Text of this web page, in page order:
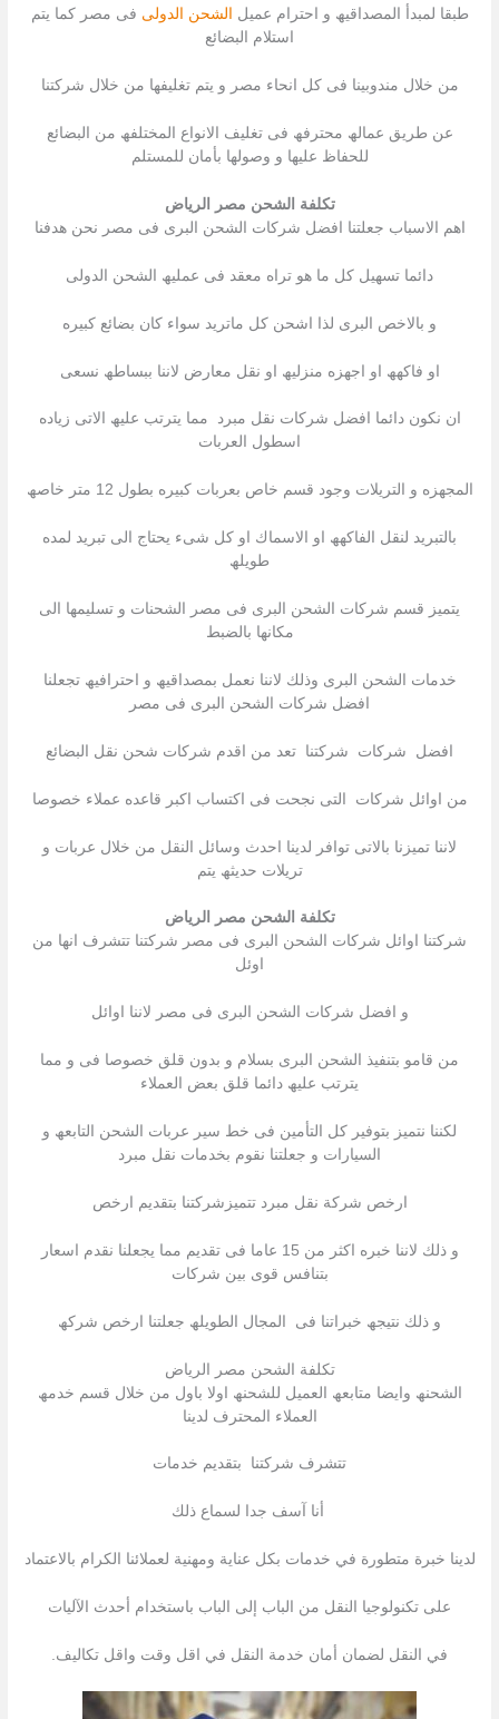
طبقا لمبدأ المصداقیھ و احترام عمیل الشحن الدولى فى مصر كما یتم
استلام البضائع
من خلال مندوبینا فى كل انحاء مصر و یتم تغلیفھا من خلال شركتنا
عن طریق عمالھ محترفھ فى تغلیف الانواع المختلفھ من البضائع
للحفاظ علیھا و وصولھا بأمان للمستلم
تكلفة الشحن مصر الرياض
اھم الاسباب جعلتنا افضل شركات الشحن البرى فى مصر نحن ھدفنا
دائما تسھیل كل ما ھو تراه معقد فى عملیھ الشحن الدولى
و بالاخص البرى لذا اشحن كل ماترید سواء كان بضائع كبیره
او فاكھھ او اجھزه منزلیھ او نقل معارض لاننا ببساطھ نسعى
ان نكون دائما افضل شركات نقل مبرد مما یترتب علیھ الاتى زیاده
اسطول العربات
المجھزه و التریلات وجود قسم خاص بعربات كبیره بطول 12 متر خاصھ
بالتبرید لنقل الفاكھھ او الاسماك او كل شىء یحتاج الى تبرید لمده
طویلھ
یتمیز قسم شركات الشحن البرى فى مصر الشحنات و تسلیمھا الى
مكانھا بالضبط
خدمات الشحن البرى وذلك لاننا نعمل بمصداقیھ و احترافیھ تجعلنا
افضل شركات الشحن البرى فى مصر
افضل شركات شركتنا تعد من اقدم شركات شحن نقل البضائع
من اوائل شركات التى نجحت فى اكتساب اكبر قاعده عملاء خصوصا
لاننا تمیزنا بالاتى توافر لدینا احدث وسائل النقل من خلال عربات و
تریلات حدیثھ یتم
تكلفة الشحن مصر الرياض
شركتنا اوائل شركات الشحن البرى فى مصر شركتنا تتشرف انھا من
اوئل
و افضل شركات الشحن البرى فى مصر لاننا اوائل
من قامو بتنفیذ الشحن البرى بسلام و بدون قلق خصوصا فى و مما
یترتب علیھ دائما قلق بعض العملاء
لكننا نتمیز بتوفیر كل التأمین فى خط سیر عربات الشحن التابعھ و
السیارات و جعلتنا نقوم بخدمات نقل مبرد
ارخص شركة نقل مبرد تتمیزشركتنا بتقدیم ارخص
و ذلك لاننا خبره اكثر من 15 عاما فى تقدیم مما یجعلنا نقدم اسعار
بتنافس قوى بین شركات
و ذلك نتیجھ خبراتنا فى المجال الطویلھ جعلتنا ارخص شركھ
تكلفة الشحن مصر الرياض
الشحنھ وایضا متابعھ العمیل للشحنھ اولا باول من خلال قسم خدمھ
العملاء المحترف لدینا
تتشرف شركتنا بتقدیم خدمات
أنا آسف جدا لسماع ذلك
لدينا خبرة متطورة في خدمات بكل عناية ومهنية لعملائنا الكرام بالاعتماد
على تكنولوجيا النقل من الباب إلى الباب باستخدام أحدث الآليات
في النقل لضمان أمان خدمة النقل في اقل وقت واقل تكاليف.